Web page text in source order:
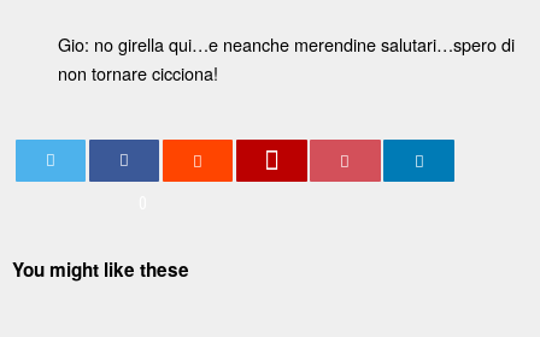
Gio: no girella qui…e neanche merendine salutari…spero di
non tornare cicciona!
You might like these